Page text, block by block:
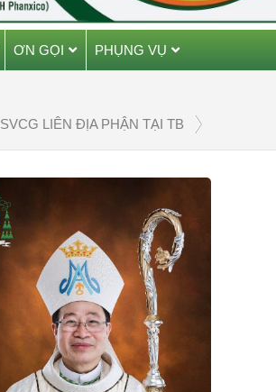
ƠN GỌI PHỤNG VỤ
SVCG LIÊN ĐỊA PHẬN TẠI TB